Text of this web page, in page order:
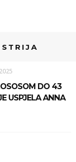
DO 43
USPJELA ANNA